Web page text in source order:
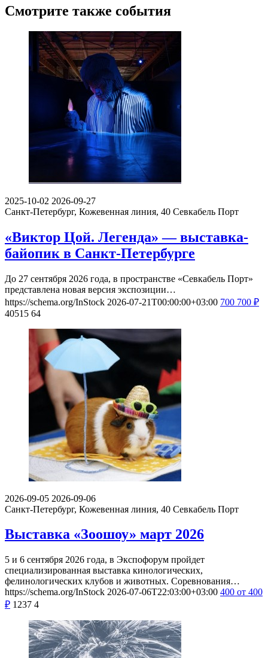
Смотрите также события
2025-10-02 2026-09-27
Санкт-Петербург, Кожевенная линия, 40 Севкабель Порт
«Виктор Цой. Легенда» — выставка-
байопик в Санкт-Петербурге
До 27 сентября 2026 года, в пространстве «Севкабель Порт»
представлена новая версия экспозиции…
https://schema.org/InStock 2026-07-21T00:00:00+03:00 700 700 ₽
40515 64
2026-09-05 2026-09-06
Санкт-Петербург, Кожевенная линия, 40 Севкабель Порт
Выставка «Зоошоу» март 2026
5 и 6 сентября 2026 года, в Экспофорум пройдет
специализированная выставка кинологических,
фелинологических клубов и животных. Соревнования…
https://schema.org/InStock 2026-07-06T22:03:00+03:00 400 от 400
₽ 1237 4